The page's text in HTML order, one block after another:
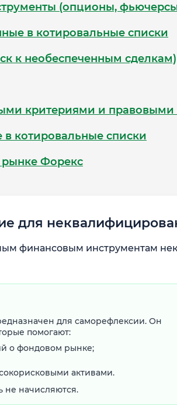
(опционы,
в котировальные списки
к необеспеченным сделкам)
критериями и правовыми
котировальные списки
рынке Форекс
для
финансовым инструментам
для саморефлексии. Он
помогают:
о фондовом рынке;
активами.
не начисляются.